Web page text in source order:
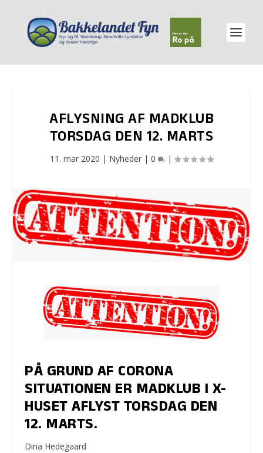
AFLYSNING AF MADKLUB
TORSDAG DEN 12. MARTS
11. mar 2020 | Nyheder | 0 |
PÅ GRUND AF CORONA
SITUATIONEN ER MADKLUB I X-
HUSET AFLYST TORSDAG DEN
12. MARTS.
Dina Hedegaard